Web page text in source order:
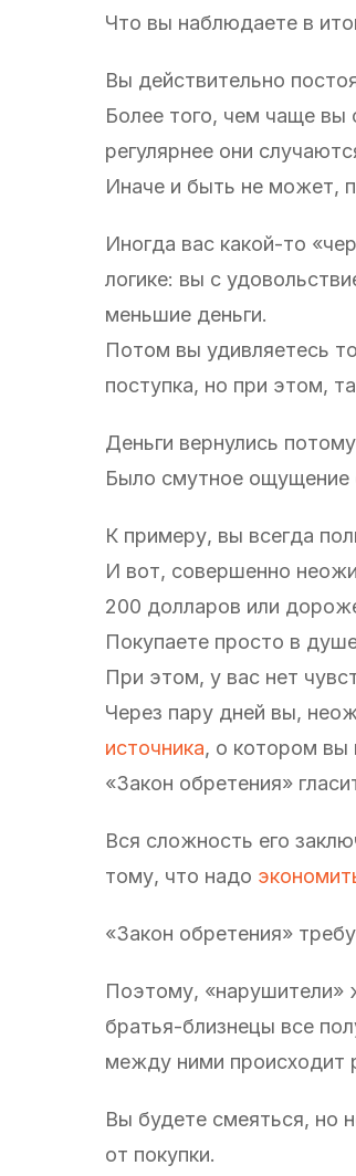
Что вы наблюдаете в
Вы действительно
Более того, чем чаще вы
регулярнее они
Иначе и быть не может,
Иногда вас какой-то
логике: вы с
меньшие деньги.
Потом вы удивляетесь
поступка, но при этом,
Деньги вернулись
Было смутное ощущение
К примеру, вы всегда
И вот, совершенно
200 долларов или
Покупаете просто в
При этом, у вас нет
Через пару дней вы,
источника, о котором вы
«Закон обретения»
Вся сложность его
тому, что надо
«Закон обретения»
Поэтому, «нарушители»
братья-близнецы все
между ними происходит
Вы будете смеяться, но
от покупки.